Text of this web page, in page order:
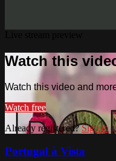
Watch this
Watch this video and
Watch free
Already registered?Sign in
Portugal à Vista